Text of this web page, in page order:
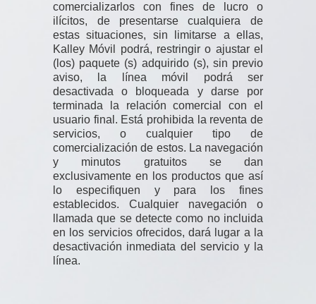
comercializarlos con fines de lucro o
ilícitos, de presentarse cualquiera de
estas situaciones, sin limitarse a ellas,
Kalley Móvil podrá, restringir o ajustar el
(los) paquete (s) adquirido (s), sin previo
aviso, la línea móvil podrá ser
desactivada o bloqueada y darse por
terminada la relación comercial con el
usuario final. Está prohibida la reventa de
servicios, o cualquier tipo de
comercialización de estos. La navegación
y minutos gratuitos se dan
exclusivamente en los productos que así
lo especifiquen y para los fines
establecidos. Cualquier navegación o
llamada que se detecte como no incluida
en los servicios ofrecidos, dará lugar a la
desactivación inmediata del servicio y la
línea.